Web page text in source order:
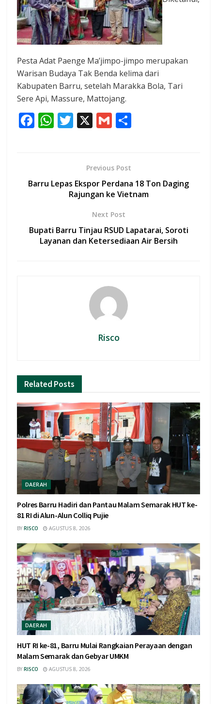
Pesta Adat Paenge Ma’jimpo-jimpo merupakan
Warisan Budaya Tak Benda kelima dari
Kabupaten Barru, setelah Marakka Bola, Tari
Sere Api, Massure, Mattojang.
F
o
W
A
T
er
X G
l
Previous Post
Barru Lepas Ekspor Perdana 18 Ton Daging
Rajungan ke Vietnam
Next Post
Bupati Barru Tinjau RSUD Lapatarai, Soroti
Layanan dan Ketersediaan Air Bersih
Risco
Related Posts
DAERAH
Polres Barru Hadiri dan Pantau Malam Semarak HUT ke-
81 RI di Alun-Alun Colliq Pujie
BY RISCO AGUSTUS 8, 2026
DAERAH
HUT RI ke-81, Barru Mulai Rangkaian Perayaan dengan
Malam Semarak dan Gebyar UMKM
BY RISCO AGUSTUS 8, 2026